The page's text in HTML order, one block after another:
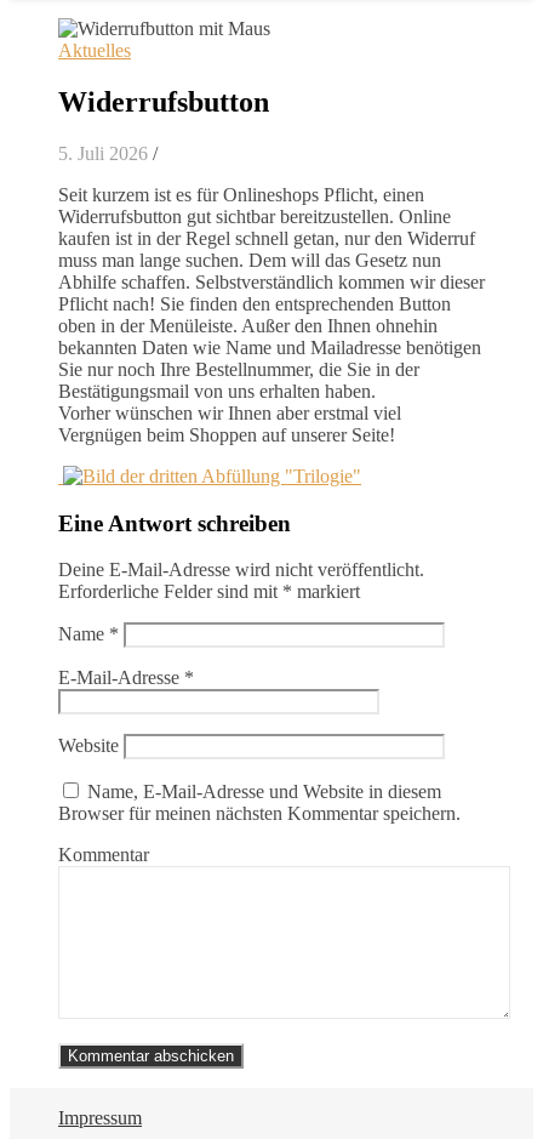
Aktuelles
Widerrufsbutton
5. Juli 2026 /
Seit kurzem ist es für Onlineshops Pflicht, einen
Widerrufsbutton gut sichtbar bereitzustellen. Online
kaufen ist in der Regel schnell getan, nur den Widerruf
muss man lange suchen. Dem will das Gesetz nun
Abhilfe schaffen. Selbstverständlich kommen wir dieser
Pflicht nach! Sie finden den entsprechenden Button
oben in der Menüleiste. Außer den Ihnen ohnehin
bekannten Daten wie Name und Mailadresse benötigen
Sie nur noch Ihre Bestellnummer, die Sie in der
Bestätigungsmail von uns erhalten haben.
Vorher wünschen wir Ihnen aber erstmal viel
Vergnügen beim Shoppen auf unserer Seite!
Eine Antwort schreiben
Deine E-Mail-Adresse wird nicht veröffentlicht.
Erforderliche Felder sind mit * markiert
Name *
E-Mail-Adresse *
Website
Name, E-Mail-Adresse und Website in diesem
Browser für meinen nächsten Kommentar speichern.
Kommentar
Impressum